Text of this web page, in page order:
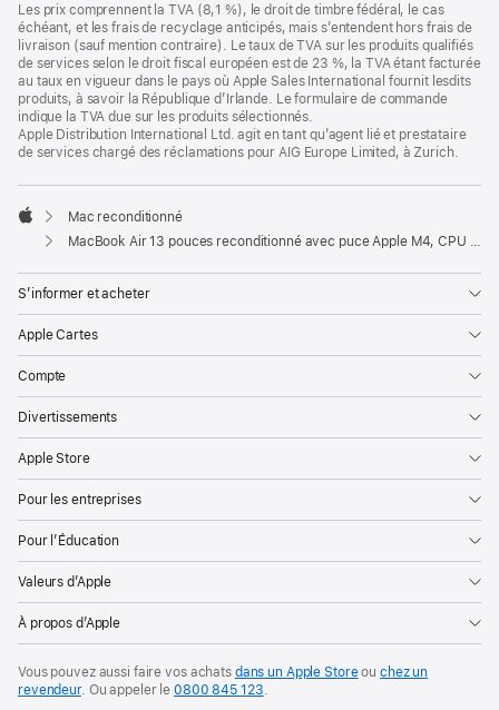
Les prix comprennent la TVA (8,1 %), le droit de timbre fédéral, le cas
échéant, et les frais de recyclage anticipés, mais s’entendent hors frais de
livraison (sauf mention contraire). Le taux de TVA sur les produits qualifiés
de services selon le droit fiscal européen est de 23 %, la TVA étant facturée
au taux en vigueur dans le pays où Apple Sales International fournit lesdits
produits, à savoir la République d’Irlande. Le formulaire de commande
indique la TVA due sur les produits sélectionnés.
Apple Distribution International Ltd. agit en tant qu’agent lié et prestataire
de services chargé des réclamations pour AIG Europe Limited, à Zurich.
Apple
Mac reconditionné
MacBook Air 13 pouces reconditionné avec puce Apple M4, CPU 10 cœurs et GPU 10 cœurs – Minuit
S’informer et acheter
Apple Cartes
Compte
Divertissements
Apple Store
Pour les entreprises
Pour l’Éducation
Valeurs d’Apple
À propos d’Apple
Vous pouvez aussi faire vos achats dans un Apple Storeouchez un
revendeur. Ouappeler le0800 845 123